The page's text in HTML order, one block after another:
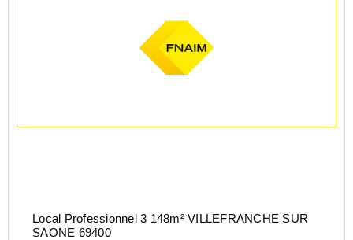
Local Professionnel 3 148m² VILLEFRANCHE SUR
SAONE 69400